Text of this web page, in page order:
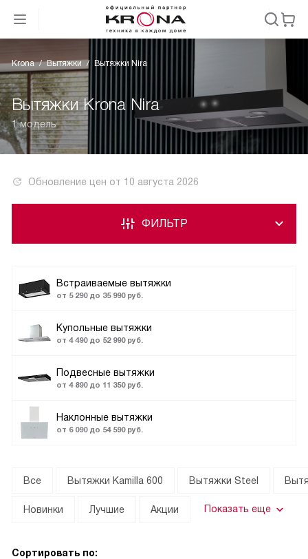
Krona Вытяжки Вытяжки Nira
Вытяжки Krona Nira
1 модель
Обновление цен от 10 августа 2026
Встраиваемые вытяжки
от 5 290 до 35 990 руб.
Купольные вытяжки
от 4 490 до 52 990 руб.
Подвесные вытяжки
от 4 890 до 11 350 руб.
Наклонные вытяжки
от 6 090 до 54 590 руб.
ФИЛЬТР
Все Вытяжки Kamilla 600 Вытяжки Steel
Новинки Лучшие Акции Показать еще
Сортировать по: